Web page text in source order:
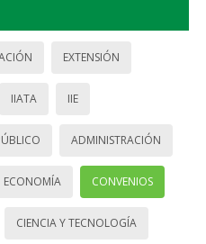
EXTENSIÓN
IIATA IIE
ADMINISTRACIÓN
ECONOMÍA CONVENIOS
CIENCIA Y TECNOLOGÍA